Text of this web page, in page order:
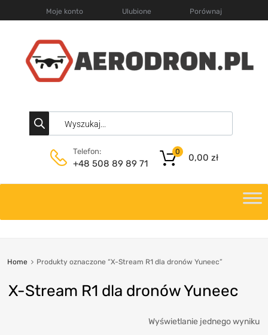
Moje konto Ulubione Porównaj
Telefon:
+48 508 89 89 71
0,00 zł
0
Home Produkty oznaczone “X-Stream R1 dla dronów Yuneec”
X-Stream R1 dla dronów Yuneec
Wyświetlanie jednego wyniku